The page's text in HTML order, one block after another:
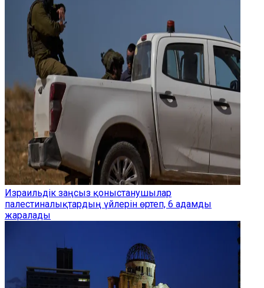
Израильдік заңсыз қоныстанушылар
палестиналықтардың үйлерін өртеп, 6 адамды
жаралады